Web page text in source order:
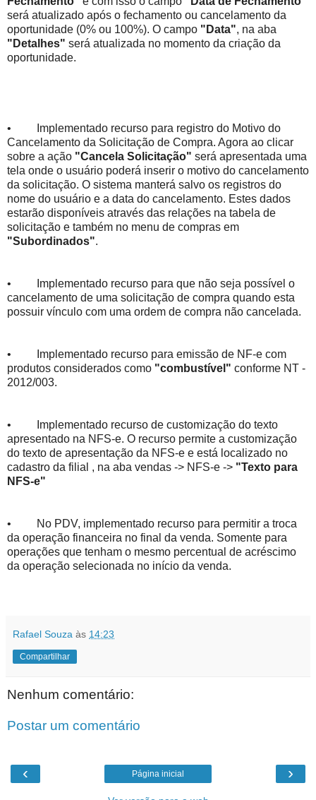
será atualizado após o fechamento ou cancelamento da
oportunidade (0% ou 100%). O campo "Data", na aba
"Detalhes" será atualizada no momento da criação da
oportunidade.
• Implementado recurso para registro do Motivo do
Cancelamento da Solicitação de Compra. Agora ao clicar
sobre a ação "Cancela Solicitação" será apresentada uma
tela onde o usuário poderá inserir o motivo do cancelamento
da solicitação. O sistema manterá salvo os registros do
nome do usuário e a data do cancelamento. Estes dados
estarão disponíveis através das relações na tabela de
solicitação e também no menu de compras em
"Subordinados".
• Implementado recurso para que não seja possível o
cancelamento de uma solicitação de compra quando esta
possuir vínculo com uma ordem de compra não cancelada.
• Implementado recurso para emissão de NF-e com
produtos considerados como "combustível" conforme NT -
2012/003.
• Implementado recurso de customização do texto
apresentado na NFS-e. O recurso permite a customização
do texto de apresentação da NFS-e e está localizado no
cadastro da filial , na aba vendas -> NFS-e -> "Texto para
NFS-e"
• No PDV, implementado recurso para permitir a troca
da operação financeira no final da venda. Somente para
operações que tenham o mesmo percentual de acréscimo
da operação selecionada no início da venda.
Rafael Souza às 14:23
Compartilhar
Nenhum comentário:
Postar um comentário
‹ ›
Página inicial